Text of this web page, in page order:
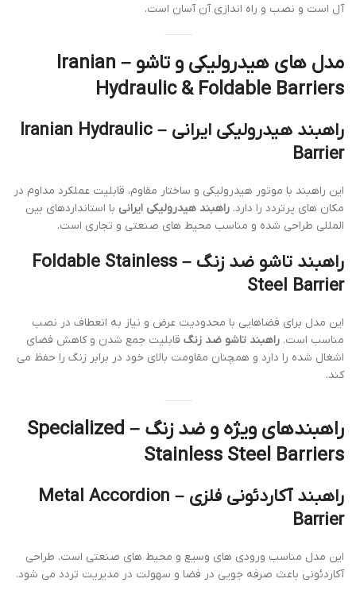
آل است و نصب و راه اندازی آن آسان است.
مدل های هیدرولیکی و تاشو – Iranian
Hydraulic & Foldable Barriers
راهبند هیدرولیکی ایرانی – Iranian Hydraulic
Barrier
این راهبند با موتور هیدرولیکی و ساختار مقاوم، قابلیت عملکرد مداوم در
مکان های پرتردد را دارد. راهبند هیدرولیکی ایرانی با استانداردهای بین
المللی طراحی شده و مناسب محیط های صنعتی و تجاری است.
راهبند تاشو ضد زنگ – Foldable Stainless
Steel Barrier
این مدل برای فضاهایی با محدودیت عرض و نیاز به انعطاف در نصب
مناسب است. راهبند تاشو ضد زنگ قابلیت جمع شدن و کاهش فضای
اشغال شده را دارد و همچنان مقاومت بالای خود در برابر زنگ را حفظ می
کند.
راهبندهای ویژه و ضد زنگ – Specialized
Stainless Steel Barriers
راهبند آکاردئونی فلزی – Metal Accordion
Barrier
این مدل مناسب ورودی های وسیع و محیط های صنعتی است. طراحی
آکاردئونی باعث صرفه جویی در فضا و سهولت در مدیریت تردد می شود.